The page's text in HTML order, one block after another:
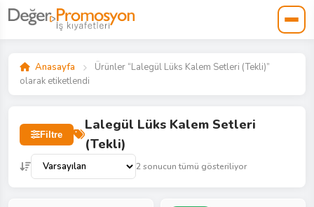
Anasayfa
Ürünler “Lalegül Lüks Kalem Setleri (Tekli)”
olarak etiketlendi
Filtre
Lalegül Lüks Kalem Setleri
(Tekli)
2 sonucun tümü gösteriliyor